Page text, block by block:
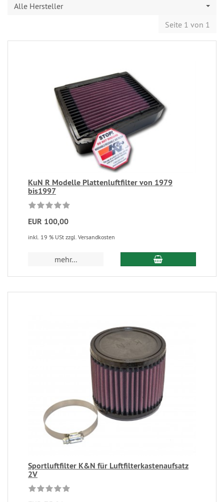
Alle Hersteller
Seite 1 von 1
KuN R Modelle Plattenluftfilter von 1979
bis1997
EUR 100,00
inkl. 19 % USt zzgl. Versandkosten
mehr...
Sportluftfilter K&N für Luftfilterkastenaufsatz
2V